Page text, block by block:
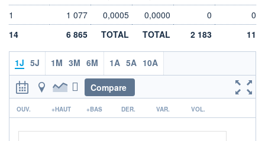
0,00 EUR
PROCHAIN
DIVIDENDE
ÉLIGIBILITÉ
Non éligible
Boursobank
+ PORTEFEUILLE
1
1 077 0,0005 0,0000 0
0
14
6 865 TOTAL TOTAL 2 183 11
1J 5J 1M 3M 6M 1A 5A 10A
Compare
r
OUV. +HAUT +BAS DER. VAR. VOL.